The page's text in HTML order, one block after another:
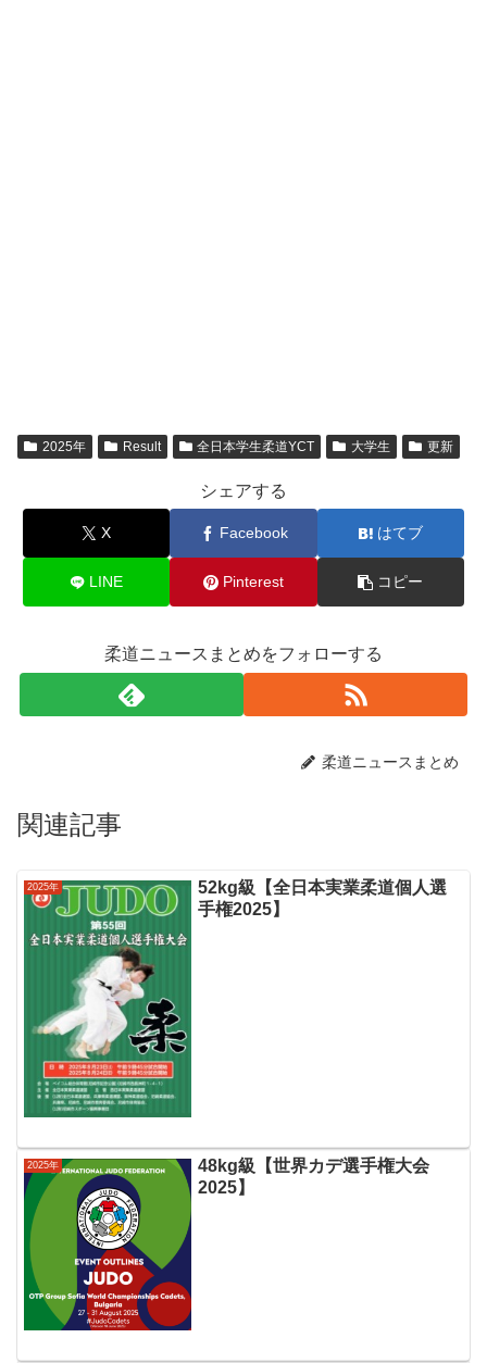
2025年 Result 全日本学生柔道YCT 大学生 更新
シェアする
X Facebook はてブ
LINE Pinterest コピー
柔道ニュースまとめをフォローする
柔道ニュースまとめ
関連記事
2025年
52kg級【全日本実業柔道個人選
手権2025】
2025年
48kg級【世界カデ選手権大会
2025】